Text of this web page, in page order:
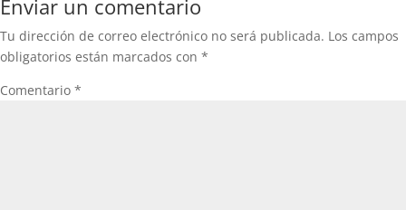
Enviar un comentario
Tu dirección de correo electrónico no será publicada. Los campos
obligatorios están marcados con *
Comentario *